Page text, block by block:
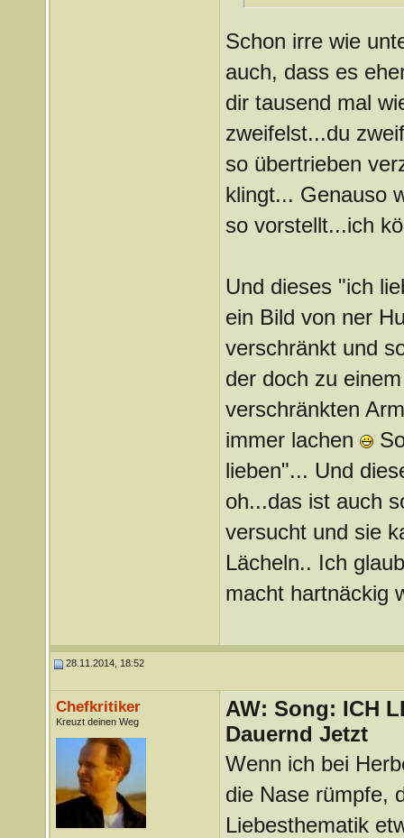
Schon irre wie
auch, dass es
dir tausend mal
zweifelst...du
so übertrieben
klingt... Genauso
so vorstellt...ich
Und dieses "ich
ein Bild von ner
verschränkt und
der doch zu
verschränkten
immer lachen
lieben"... Und
oh...das ist auch
versucht und sie
Lächeln.. Ich
macht hartnäckig
28.11.2014, 18:52
Chefkritiker
Kreuzt deinen Weg
AW: Song: ICH
Dauernd Jetzt
Wenn ich bei
die Nase rümpfe,
Liebesthematik